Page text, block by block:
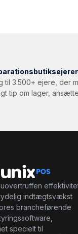
til 3.500+ ejere, der
tip om lager,
indtægtsvækst
brancheførende
specielt til